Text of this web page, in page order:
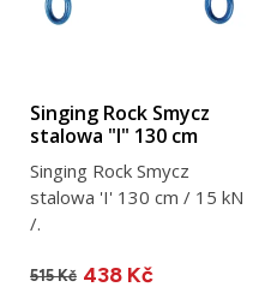
Singing Rock Smycz
stalowa "I" 130 cm
Singing Rock Smycz
stalowa 'I' 130 cm / 15 kN
/.
515 Kč 438 Kč